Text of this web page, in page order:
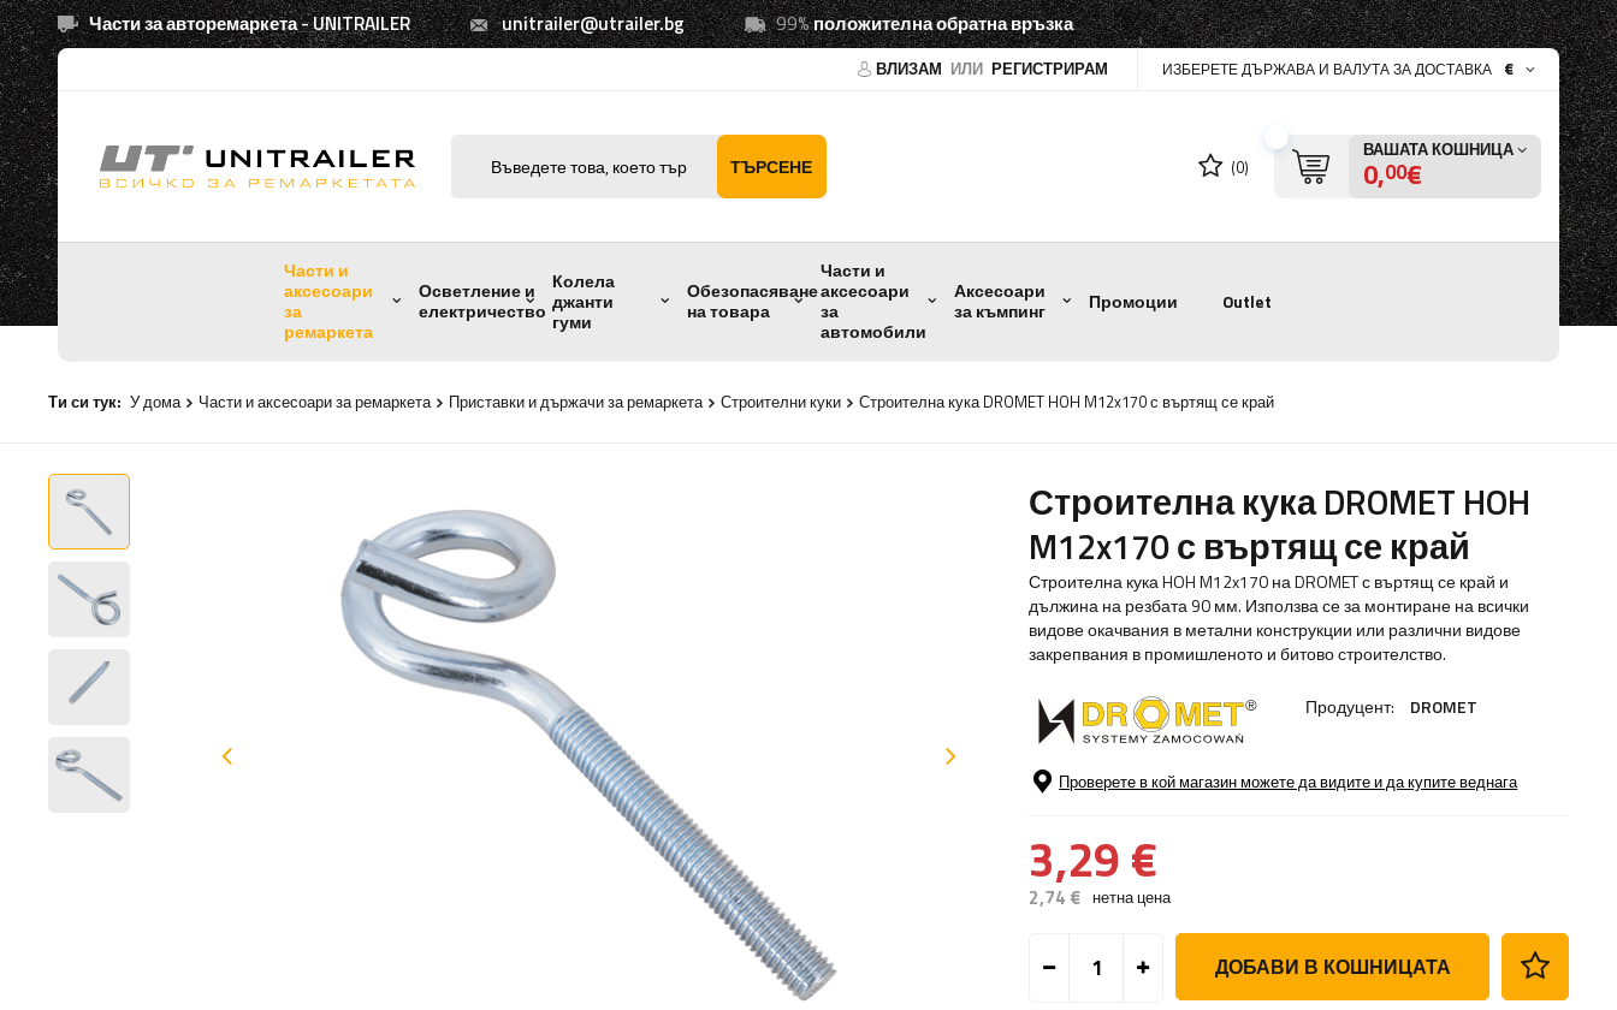
Части за авторемаркета - UNITRAILER unitrailer@utrailer.bg 99%положителна обратна връзка
ВЛИЗАМ ИЛИ РЕГИСТРИРАМ ИЗБЕРЕТЕ ДЪРЖАВА И ВАЛУТА ЗА ДОСТАВКА €
ТЪРСЕНЕ (0)
ВАШАТА КОШНИЦА
0,00€
Части и
аксесоари
за
ремаркета
Осветление и
електричество
Колела
джанти
гуми
Обезопасяване
на товара
Части и
аксесоари
за
автомобили
Аксесоари
за къмпинг
Промоции Outlet
Ти си тук: У дома Части и аксесоари за ремаркета Приставки и държачи за ремаркета Строителни куки Строителна кука DROMET HOH M12x170 с въртящ се край
Строителна кука DROMET HOH
M12x170 с въртящ се край
Строителна кука HOH M12x170 на DROMET с въртящ се край и
дължина на резбата 90 мм. Използва се за монтиране на всички
видове окачвания в метални конструкции или различни видове
закрепвания в промишленото и битово строителство.
Продуцент: DROMET
Проверете в кой магазин можете да видите и да купите веднага
3,29 €
2,74 € нетна цена
ДОБАВИ В КОШНИЦАТА